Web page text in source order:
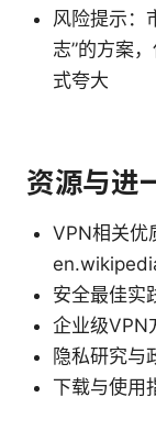
风险提示：
志”的方案
式夸大
资源与进
VPN相关优
安全最佳实
企业级
隐私研究与
下载与使